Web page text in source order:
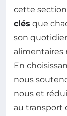
cette
clés que
son
alimentaires
En
nous
nous et
au transport